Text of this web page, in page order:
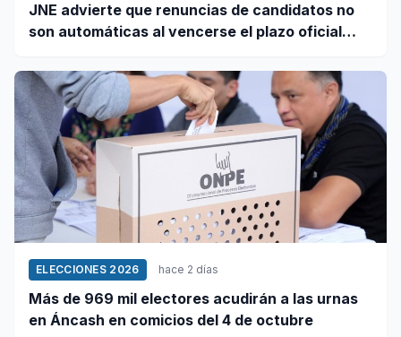
JNE advierte que renuncias de candidatos no
son automáticas al vencerse el plazo oficial
ELECCIONES 2026 hace 2 días
Más de 969 mil electores acudirán a las urnas
en Áncash en comicios del 4 de octubre